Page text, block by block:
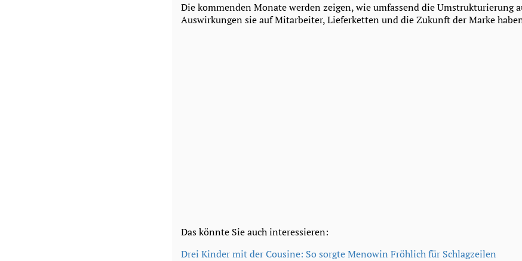
Die kommenden Monate werden zeigen, wie umfassend die Umstrukturierung
Auswirkungen sie auf Mitarbeiter, Lieferketten und die Zukunft der Marke
Das könnte Sie auch interessieren:
Drei Kinder mit der Cousine: So sorgte Menowin Fröhlich für Schlagzeilen